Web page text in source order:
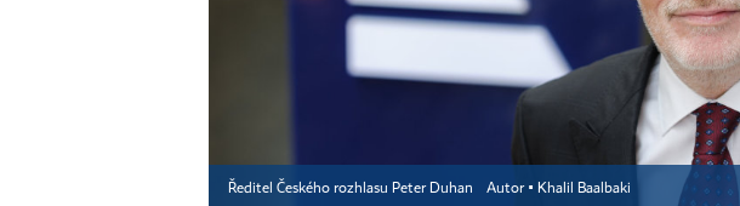
Ředitel Českého rozhlasu Peter Duhan Autor ▪ Khalil Baalbaki